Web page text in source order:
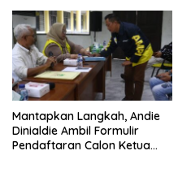
Mantapkan Langkah, Andie
Dinialdie Ambil Formulir
Pendaftaran Calon Ketua